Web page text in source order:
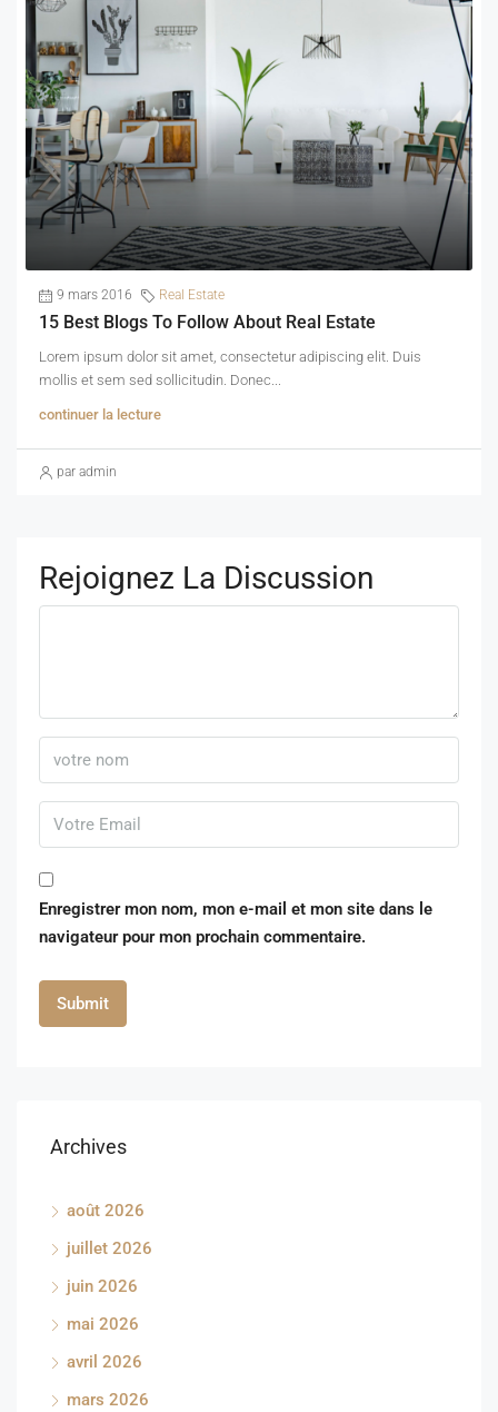
9 mars 2016 Real Estate
15 Best Blogs To Follow About Real Estate
Lorem ipsum dolor sit amet, consectetur adipiscing elit. Duis
mollis et sem sed sollicitudin. Donec...
continuer la lecture
par admin
Rejoignez La Discussion
Enregistrer mon nom, mon e-mail et mon site dans le
navigateur pour mon prochain commentaire.
Archives
août 2026
juillet 2026
juin 2026
mai 2026
avril 2026
mars 2026